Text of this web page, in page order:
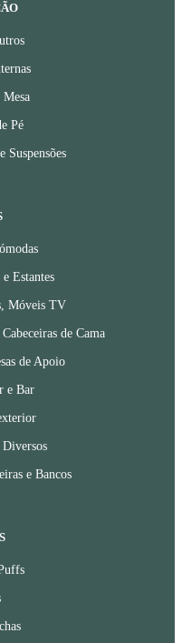
Mesa
Pé
Suspensões
Estantes
Móveis TV
de Cama
de Apoio
e Bar
e Bancos